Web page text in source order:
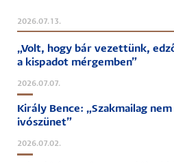
2026.07.13.
„Volt, hogy bár vezettünk,
a kispadot mérgemben”
2026.07.07.
Király Bence: „Szakmailag
ivószünet”
2026.07.02.